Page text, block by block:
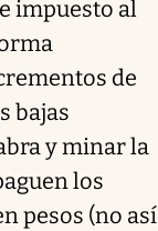
impuesto al
de
bajas
y minar la
los
pesos (no así